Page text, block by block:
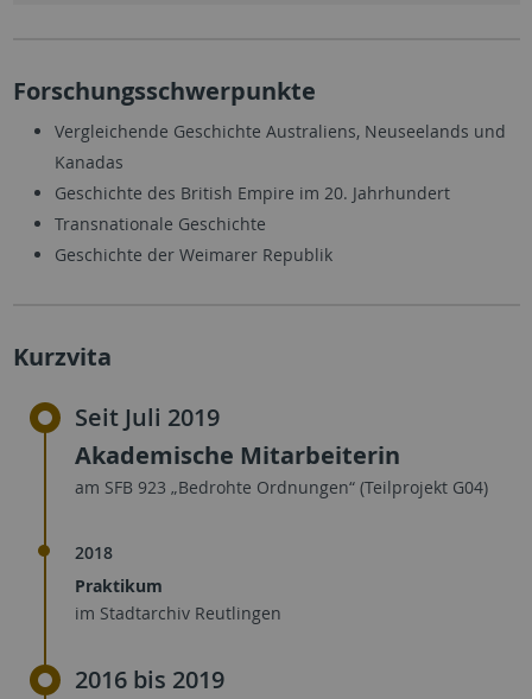
Forschungsschwerpunkte
Vergleichende Geschichte Australiens, Neuseelands und
Kanadas
Geschichte des British Empire im 20. Jahrhundert
Transnationale Geschichte
Geschichte der Weimarer Republik
Kurzvita
Seit Juli 2019
Akademische Mitarbeiterin
am SFB 923 „Bedrohte Ordnungen“ (Teilprojekt G04)
2018
Praktikum
im Stadtarchiv Reutlingen
2016 bis 2019